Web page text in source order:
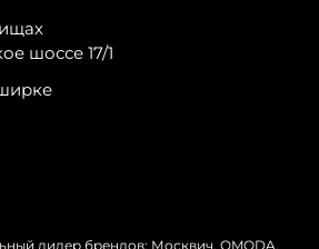
шоссе 17/1
дилер брендов: Москвич, OMODA,